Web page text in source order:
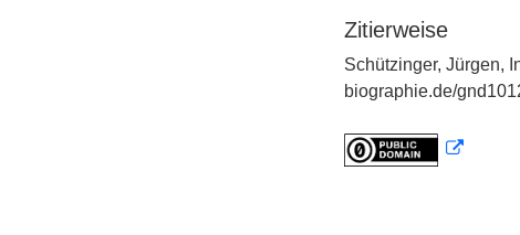
Zitierweise
Schützinger, Jürgen,
biographie.de/